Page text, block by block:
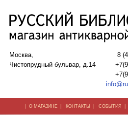
Москва,
Чистопрудный бульвар, д.14
8
| О МАГАЗИНЕ | КОНТАКТЫ | СОБЫТИЯ